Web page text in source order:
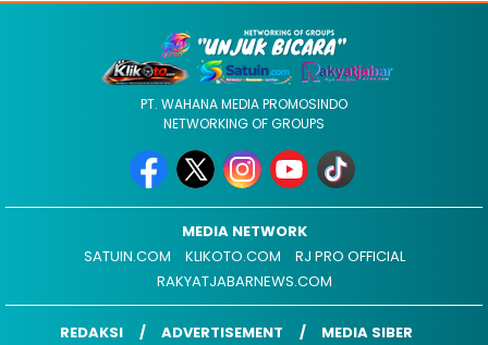
PT. WAHANA MEDIA PROMOSINDO
NETWORKING OF GROUPS
MEDIA NETWORK
SATUIN.COM
KLIKOTO.COM
RJ PRO OFFICIAL
RAKYATJABARNEWS.COM
REDAKSI ADVERTISEMENT MEDIA SIBER